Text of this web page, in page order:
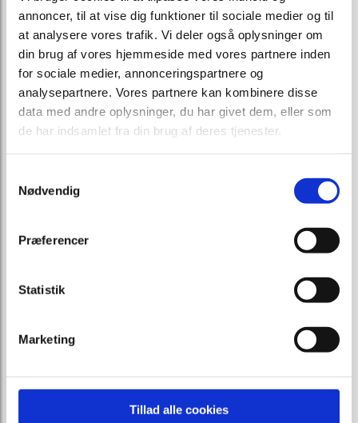
annoncer, til at vise dig funktioner til sociale medier og til
at analysere vores trafik. Vi deler også oplysninger om
din brug af vores hjemmeside med vores partnere inden
for sociale medier, annonceringspartnere og
analysepartnere. Vores partnere kan kombinere disse
data med andre oplysninger, du har givet dem, eller som
de har indsamlet fra din brug af deres tjenester.
Nødvendig
Præferencer
Statistik
Marketing
Tillad alle cookies
Se vores lokation her.
Vi støtter lokalt
I kan låne en flyttetrailer
Vi er en del af